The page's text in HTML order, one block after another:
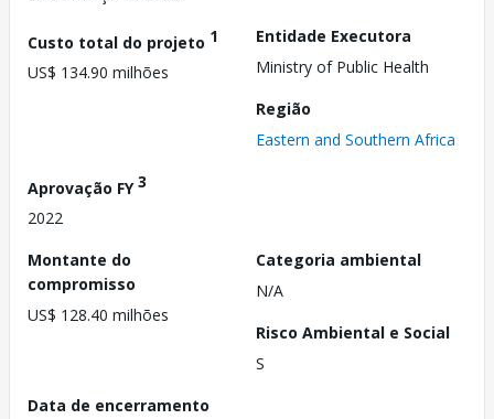
Custo total do projeto 1
US$ 134.90 milhões
Entidade Executora
Ministry of Public Health
Região
Eastern and Southern Africa
Aprovação FY3
2022
Montante do
compromisso
US$ 128.40 milhões
Categoria ambiental
N/A
Risco Ambiental e Social
S
Data de encerramento